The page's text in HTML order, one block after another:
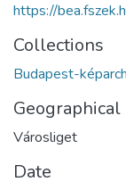
https://
Collections
Budapest-
Városliget
Date